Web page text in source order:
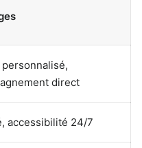
direct
accessibilité 24/7